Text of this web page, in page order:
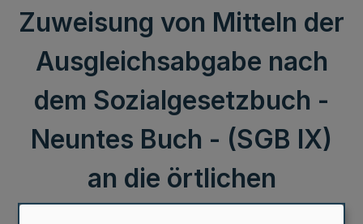
Zuweisung von Mitteln der
Ausgleichsabgabe nach
dem Sozialgesetzbuch -
Neuntes Buch - (SGB IX)
an die örtlichen